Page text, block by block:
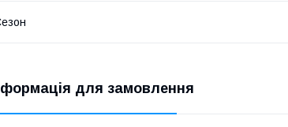
для замовлення